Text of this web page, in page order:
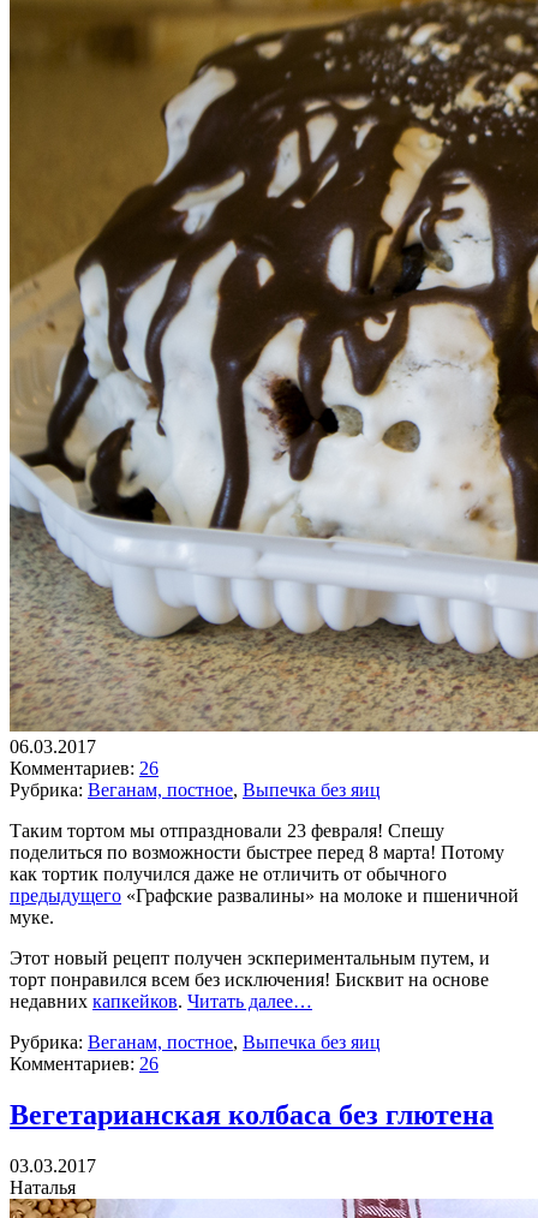
06.03.2017
Комментариев: 26
Рубрика: Веганам, постное, Выпечка без яиц
Таким тортом мы отпраздновали 23 февраля! Спешу
поделиться по возможности быстрее перед 8 марта! Потому
как тортик получился даже не отличить от обычного
предыдущего «Графские развалины» на молоке и пшеничной
муке.
Этот новый рецепт получен эскпериментальным путем, и
торт понравился всем без исключения! Бисквит на основе
недавних капкейков. Читать далее…
Рубрика: Веганам, постное, Выпечка без яиц
Комментариев: 26
Вегетарианская колбаса без глютена
03.03.2017
Наталья